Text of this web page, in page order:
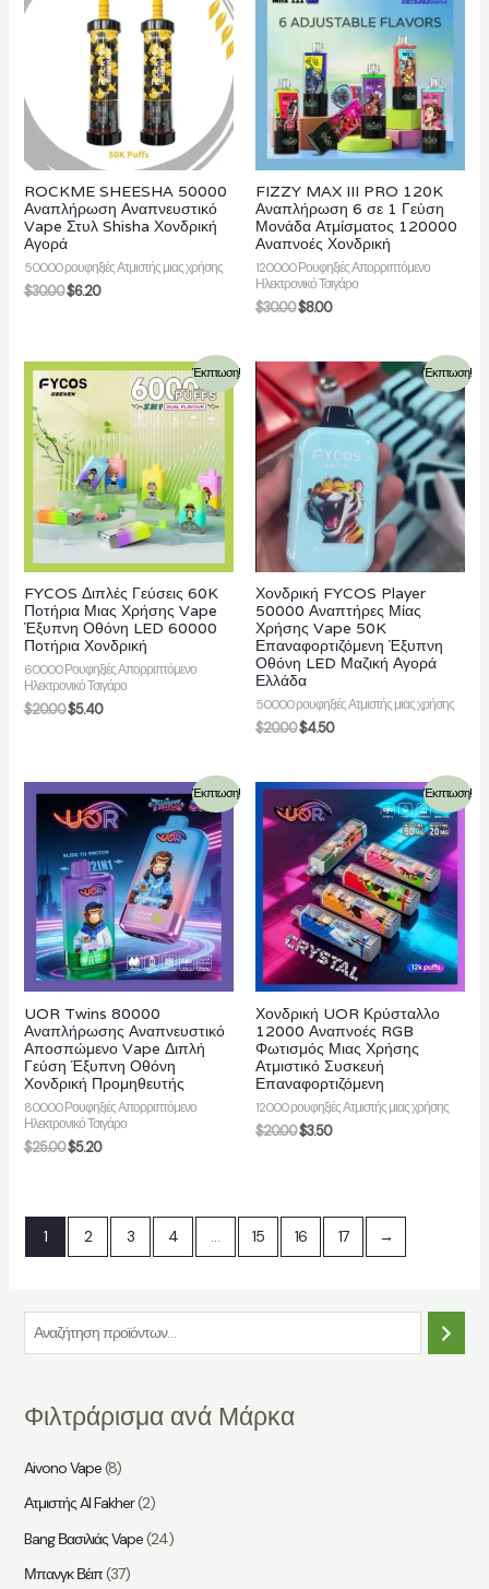
ROCKME SHEESHA 50000
Αναπλήρωση Αναπνευστικό
Vape Στυλ Shisha Χονδρική
Αγορά
50000 ρουφηξιές Ατμιστής μιας χρήσης
$30.00$6.20
FIZZY MAX III PRO 120K
Αναπλήρωση 6 σε 1 Γεύση
Μονάδα Ατμίσματος 120000
Αναπνοές Χονδρική
120000 Ρουφηξιές Απορριπτόμενο
Ηλεκτρονικό Τσιγάρο
$30.00$8.00
Έκπτωση!
FYCOS Διπλές Γεύσεις 60K
Ποτήρια Μιας Χρήσης Vape
Έξυπνη Οθόνη LED 60000
Ποτήρια Χονδρική
60000 Ρουφηξιές Απορριπτόμενο
Ηλεκτρονικό Τσιγάρο
$20.00$5.40
Έκπτωση!
Χονδρική FYCOS Player
50000 Αναπτήρες Μίας
Χρήσης Vape 50K
Επαναφορτιζόμενη Έξυπνη
Οθόνη LED Μαζική Αγορά
Ελλάδα
50000 ρουφηξιές Ατμιστής μιας χρήσης
$20.00$4.50
Έκπτωση!
UOR Twins 80000
Αναπλήρωσης Αναπνευστικό
Αποσπώμενο Vape Διπλή
Γεύση Έξυπνη Οθόνη
Χονδρική Προμηθευτής
80000 Ρουφηξιές Απορριπτόμενο
Ηλεκτρονικό Τσιγάρο
$25.00$5.20
Έκπτωση!
Χονδρική UOR Κρύσταλλο
12000 Αναπνοές RGB
Φωτισμός Μιας Χρήσης
Ατμιστικό Συσκευή
Επαναφορτιζόμενη
12000 ρουφηξιές Ατμιστής μιας χρήσης
$20.00$3.50
1 2 3 4 … 15 16 17 →
ν
ζ
τ
η
σ
η
Φιλτράρισμα ανά Μάρκα
Aivono Vape(8)
Ατμιστής Al Fakher(2)
Bang Βασιλιάς Vape(24)
Μπανγκ Βέιπ(37)